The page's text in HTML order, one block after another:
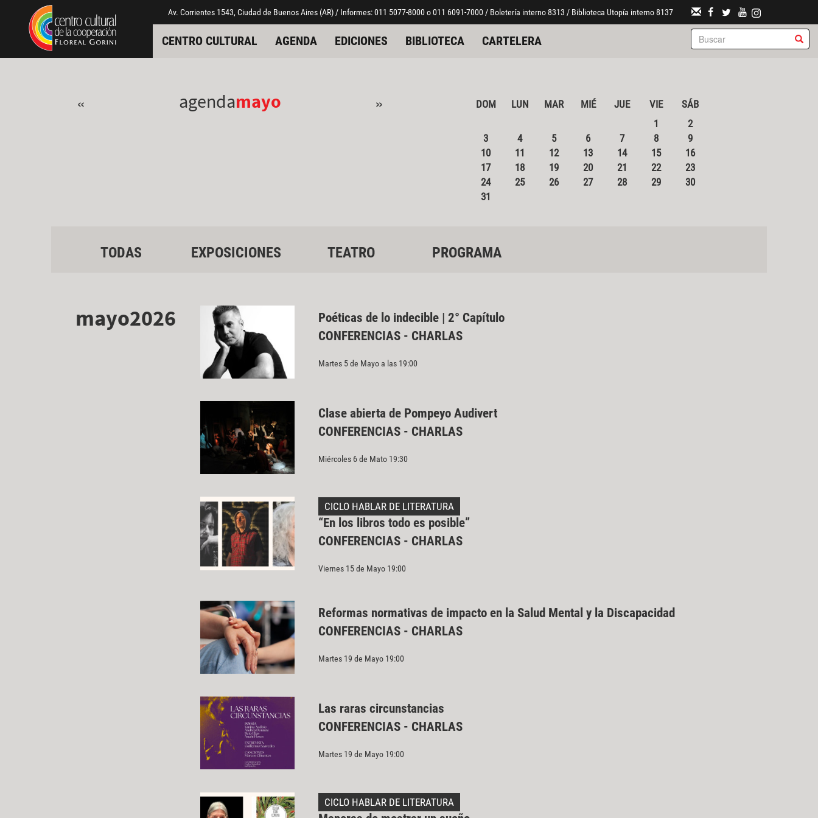
Pasar al contenido principal
Jump to main content Av. Corrientes 1543, Ciudad de Buenos Aires (AR) / Informes: 011 5077-8000 o 011 6091-7000 / Boletería interno 8313 / Biblioteca Utopía interno 8137
CENTRO CULTURAL AGENDA EDICIONES BIBLIOTECA CARTELERA
« agendamayo » DOM LUN MAR MIÉ JUE VIE
SÁB
1
2
3
4 5 6 7 8
9
10
11 12 13 14 15
16
17
18 19 20 21 22
23
24
25 26 27 28 29
30
31
TODAS EXPOSICIONES TEATRO PROGRAMA
mayo2026
Poéticas de lo indecible | 2° Capítulo
CONFERENCIAS - CHARLAS
Martes 5 de Mayo a las 19:00
Clase abierta de Pompeyo Audivert
CONFERENCIAS - CHARLAS
Miércoles 6 de Mato 19:30
CICLO HABLAR DE LITERATURA
“En los libros todo es posible”
CONFERENCIAS - CHARLAS
Viernes 15 de Mayo 19:00
Reformas normativas de impacto en la Salud Mental y la Discapacidad
CONFERENCIAS - CHARLAS
Martes 19 de Mayo 19:00
Las raras circunstancias
CONFERENCIAS - CHARLAS
Martes 19 de Mayo 19:00
CICLO HABLAR DE LITERATURA